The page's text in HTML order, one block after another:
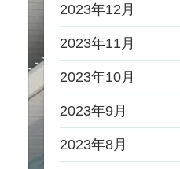
2023年12月
2023年11月
2023年10月
2023年9月
2023年8月